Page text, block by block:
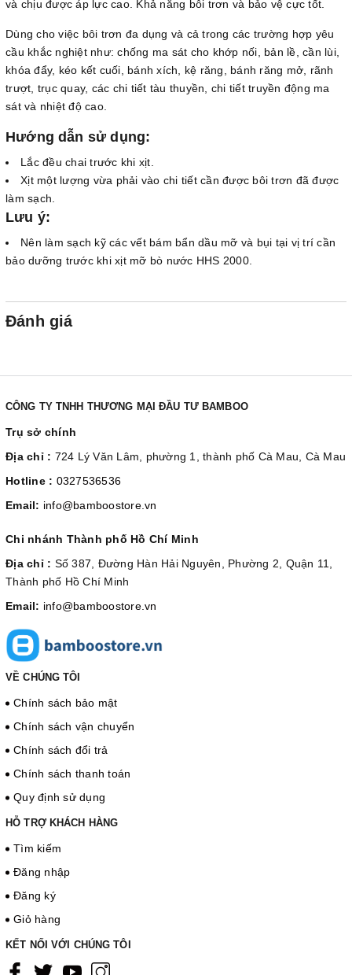
và chịu được áp lực cao. Khả năng bôi trơn và bảo vệ cực tốt.
Dùng cho việc bôi trơn đa dụng và cả trong các trường hợp yêu
cầu khắc nghiệt như: chống ma sát cho khớp nối, bản lề, cần lùi,
khóa đẩy, kéo kết cuối, bánh xích, kệ răng, bánh răng mở, rãnh
trượt, trục quay, các chi tiết tàu thuyền, chi tiết truyền động ma
sát và nhiệt độ cao.
Hướng dẫn sử dụng:
Lắc đều chai trước khi xịt.
Xịt một lượng vừa phải vào chi tiết cần được bôi trơn đã được
làm sạch.
Lưu ý:
Nên làm sạch kỹ các vết bám bẩn dầu mỡ và bụi tại vị trí cần
bảo dưỡng trước khi xịt mỡ bò nước HHS 2000.
Đánh giá
CÔNG TY TNHH THƯƠNG MẠI ĐẦU TƯ BAMBOO
Trụ sở chính
Địa chỉ : 724 Lý Văn Lâm, phường 1, thành phố Cà Mau, Cà Mau
Hotline : 0327536536
Email: info@bamboostore.vn
Chi nhánh Thành phố Hồ Chí Minh
Địa chỉ : Số 387, Đường Hàn Hải Nguyên, Phường 2, Quận 11,
Thành phố Hồ Chí Minh
Email: info@bamboostore.vn
VỀ CHÚNG TÔI
Chính sách bảo mật
Chính sách vận chuyển
Chính sách đổi trả
Chính sách thanh toán
Quy định sử dụng
HỖ TRỢ KHÁCH HÀNG
Tìm kiếm
Đăng nhập
Đăng ký
Giỏ hàng
KẾT NỐI VỚI CHÚNG TÔI